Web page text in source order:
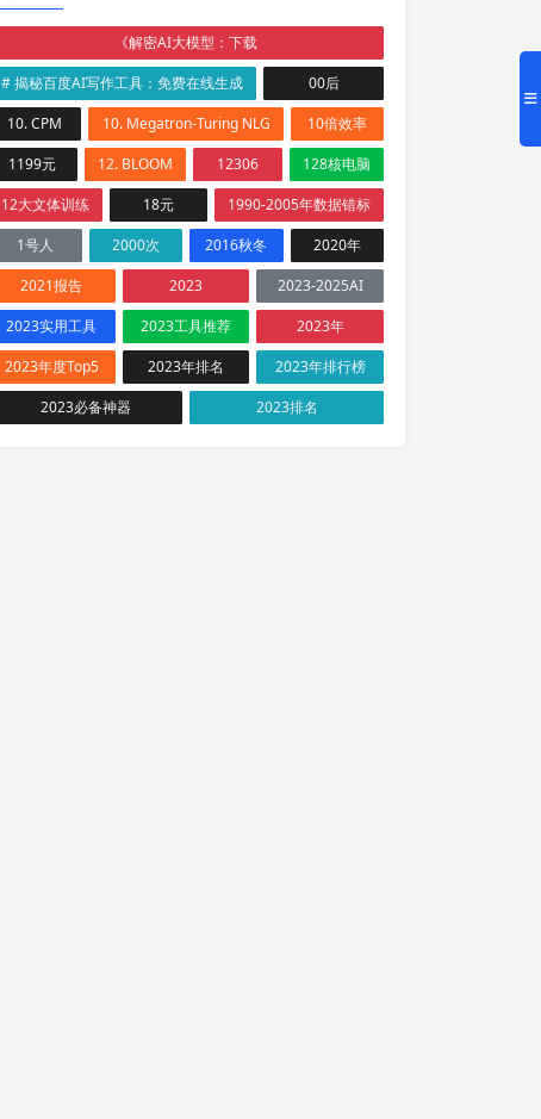
《解密AI大模型：下载
# 揭秘百度AI写作工具：免费在线生成
00后
10. CPM
10. Megatron-Turing NLG
10倍效率
1199元
12. BLOOM 12306
128核电脑
12大文体训练
18元
1990-2005年数据错标
1号人
2000次 2016秋冬
2020年
2021报告
2023
2023-2025AI
2023实用工具
2023工具推荐
2023年
2023年度Top5
2023年排名
2023年排行榜
2023必备神器
2023排名